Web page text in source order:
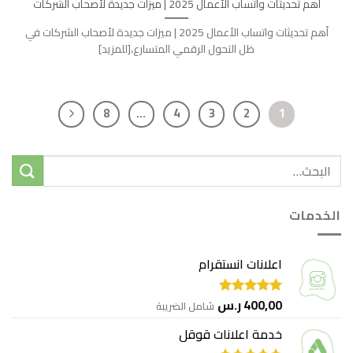
الخدمات
اعلانات انستقرام
تم التقييم
من 5400,00ر.س شامل الضريبة
خدمة اعلانات قوقل
أهم تحديثات واتساب الأعمال 2025 | ميزات جديدة لأصحاب الشركات في
ظل التحول الرقمي المتسارع،[للمزيد]
1
2
3
4
…
8